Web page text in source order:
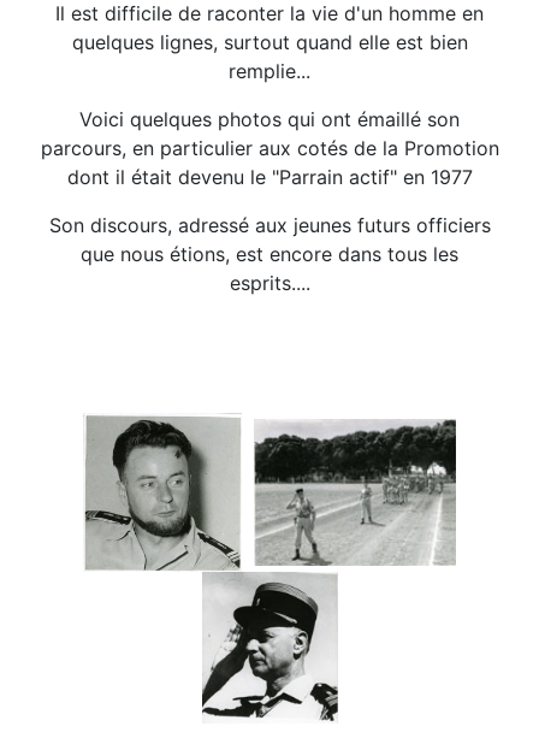
Il est difficile de raconter la vie d'un homme en
quelques lignes, surtout quand elle est bien
remplie...
Voici quelques photos qui ont émaillé son
parcours, en particulier aux cotés de la Promotion
dont il était devenu le "Parrain actif" en 1977
Son discours, adressé aux jeunes futurs officiers
que nous étions, est encore dans tous les
esprits....